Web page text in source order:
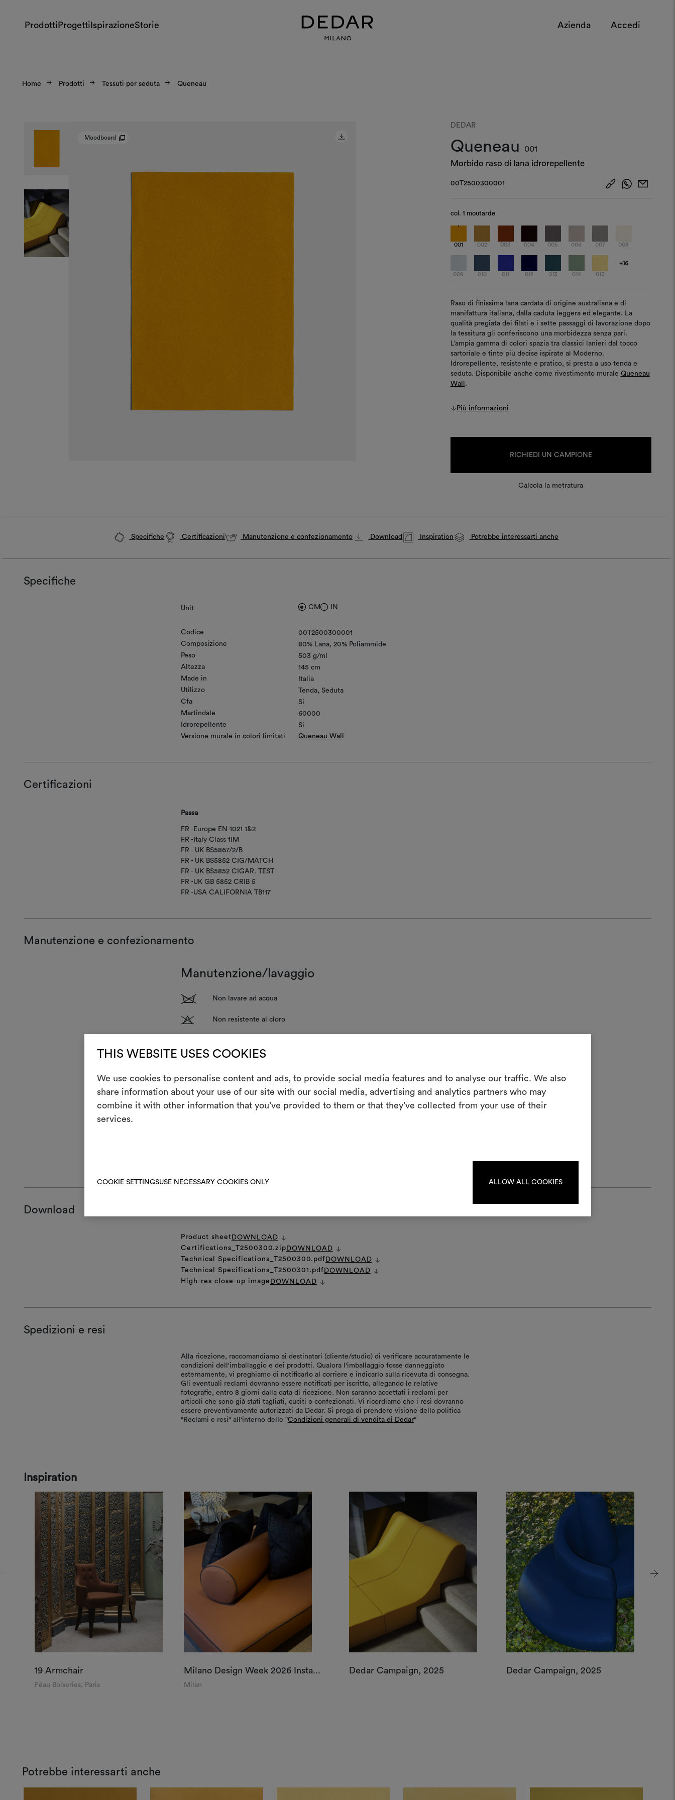
THIS WEBSITE USES COOKIES
We use cookies to personalise content and ads, to provide social media features and to analyse our traffic. We also
share information about your use of our site with our social media, advertising and analytics partners who may
combine it with other information that you’ve provided to them or that they’ve collected from your use of their
services.
COOKIE SETTINGSUSE NECESSARY COOKIES ONLY ALLOW ALL COOKIES
Prodotti Progetti IspirazioneStorie Azienda Accedi
Home Prodotti Tessuti per seduta Queneau
Moodboard
DEDAR
Queneau
001
Morbido raso di lana idrorepellente
00T2500300001
col. 1 moutarde
001 002 003 004 005 006 007 008
009 010 011 012 013 014 015
+16
Raso di finissima lana cardata di origine australiana e di
manifattura italiana, dalla caduta leggera ed elegante. La
qualità pregiata dei filati e i sette passaggi di lavorazione dopo
la tessitura gli conferiscono una morbidezza senza pari.
L’ampia gamma di colori spazia tra classici lanieri dal tocco
sartoriale e tinte più decise ispirate al Moderno.
Idrorepellente, resistente e pratico, si presta a uso tenda e
seduta. Disponibile anche come rivestimento murale Queneau
Wall
.
Più informazioni
RICHIEDI UN CAMPIONE
Calcola la metratura
Specifiche Certificazioni Manutenzione e confezionamento Download Inspiration Potrebbe interessarti anche
Specifiche
Unit CM IN
Codice
00T2500300001
Composizione
80% Lana 20% Poliammide
Peso
503 g/ml
Altezza
145 cm
Made in
Italia
Utilizzo
Tenda Seduta
Cfa
Si
Martindale
60000
Idrorepellente
Si
Versione murale in colori limitati
Queneau Wall
Certificazioni
Passa
FR -Europe EN 1021 1&2
FR -Italy Class 1IM
FR - UK BS5867/2/B
FR - UK BS5852 CIG/MATCH
FR - UK BS5852 CIGAR. TEST
FR -UK GB 5852 CRIB 5
FR -USA CALIFORNIA TB117
Manutenzione e confezionamento
Manutenzione/lavaggio
1 Non lavare ad acqua
T Non resistente al cloro
P
Pulire a secco con percloroetilene e trielina, senza aggiunta di acqua, con
R Non asciugare a macchina
V Non centrifugare
Download
Product sheet DOWNLOAD
Certifications_T2500300.zip DOWNLOAD
Technical Specifications_T2500300.pdf DOWNLOAD
Technical Specifications_T2500301.pdf DOWNLOAD
High-res close-up image DOWNLOAD
Spedizioni e resi
Alla ricezione, raccomandiamo ai destinatari (cliente/studio) di verificare accuratamente le
condizioni dell'imballaggio e dei prodotti. Qualora l'imballaggio fosse danneggiato
esternamente, vi preghiamo di notificarlo al corriere e indicarlo sulla ricevuta di consegna.
Gli eventuali reclami dovranno essere notificati per iscritto, allegando le relative
fotografie, entro 8 giorni dalla data di ricezione. Non saranno accettati i reclami per
articoli che sono già stati tagliati, cuciti o confezionati. Vi ricordiamo che i resi dovranno
essere preventivamente autorizzati da Dedar. Si prega di prendere visione della politica
"Reclami e resi" all'interno delle "Condizioni generali di vendita di Dedar"
Inspiration
19 Armchair
Féau Boiseries, Paris
Milano Design Week 2026 Insta...
Milan
Dedar Campaign, 2025 Dedar Campaign, 2025
Potrebbe interessarti anche
moodboard
Uno strumento interattivo per dare vita e condividere
LOGIN